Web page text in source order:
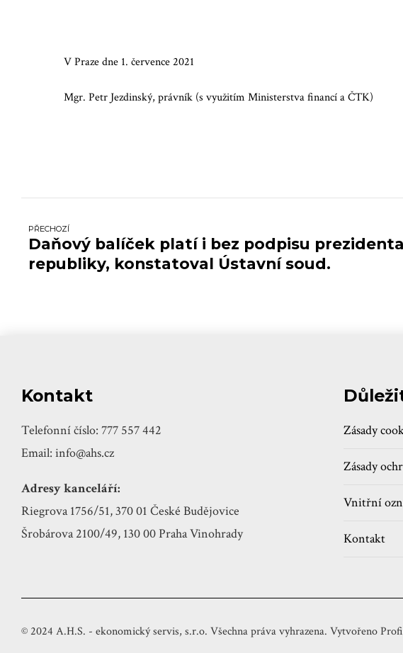
V Praze dne 1. července 2021
Mgr. Petr Jezdinský, právník (s využitím Ministerstva financí a ČTK)
PŘECHOZÍ
Daňový balíček platí i bez podpisu prezidenta
republiky, konstatoval Ústavní soud.
Kontakt
Telefonní číslo: 777 557 442
Email: info@ahs.cz
Adresy kanceláří:
Riegrova 1756/51, 370 01 České Budějovice
Šrobárova 2100/49, 130 00 Praha Vinohrady
Zásady
Zásady
Vnitřní
Kontakt
© 2024 A.H.S. - ekonomický servis, s.r.o. Všechna práva vyhrazena. Vytvořeno